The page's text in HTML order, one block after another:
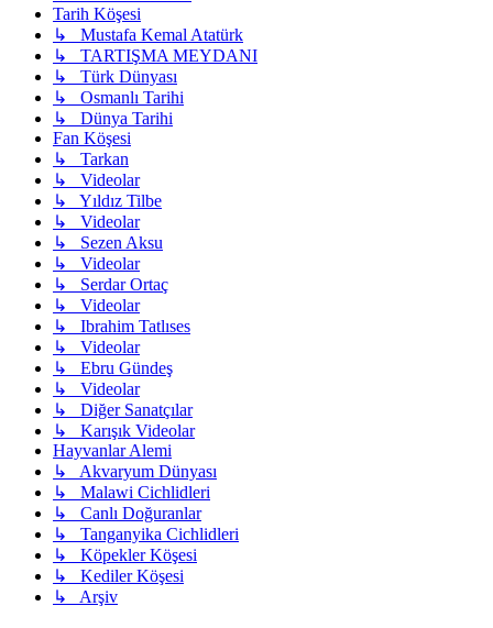
Tarih Köşesi
↳ Mustafa Kemal Atatürk
↳ TARTIŞMA MEYDANI
↳ Türk Dünyası
↳ Osmanlı Tarihi
↳ Dünya Tarihi
Fan Köşesi
↳ Tarkan
↳ Videolar
↳ Yıldız Tilbe
↳ Videolar
↳ Sezen Aksu
↳ Videolar
↳ Serdar Ortaç
↳ Videolar
↳ Ibrahim Tatlıses
↳ Videolar
↳ Ebru Gündeş
↳ Videolar
↳ Diğer Sanatçılar
↳ Karışık Videolar
Hayvanlar Alemi
↳ Akvaryum Dünyası
↳ Malawi Cichlidleri
↳ Canlı Doğuranlar
↳ Tanganyika Cichlidleri
↳ Köpekler Köşesi
↳ Kediler Köşesi
↳ Arşiv